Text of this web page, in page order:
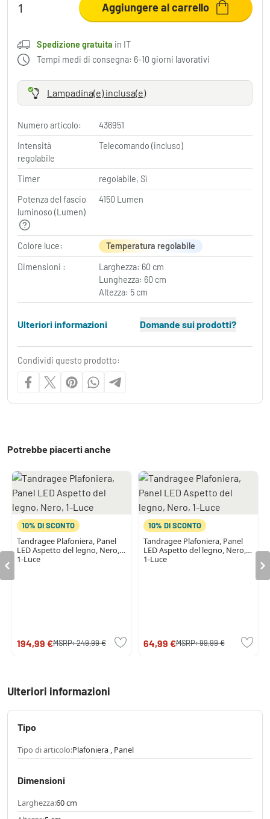
Aggiungere al carrello
Spedizione gratuita in IT
Tempi medi di consegna: 6-10 giorni lavorativi
Lampadina(e) inclusa(e)
Numero articolo:
436951
Intensità
regolabile
Telecomando (incluso)
Timer
regolabile, Sì
Potenza del fascio
luminoso (Lumen)
4150 Lumen
Colore luce: Temperatura regolabile
Dimensioni :
Larghezza: 60 cm
Lunghezza: 60 cm
Altezza: 5 cm
Ulteriori informazioni Domande sui prodotti?
Condividi questo prodotto:
Potrebbe piacerti anche
10% DI SCONTO
Tandragee Plafoniera, Panel
LED Aspetto del legno, Nero,
1-Luce
194,99 €MSRP:249,99 €
10% DI SCONTO
Tandragee Plafoniera, Panel
LED Aspetto del legno, Nero,
1-Luce
64,99 €MSRP:99,99 €
Ulteriori informazioni
Tipo
Tipo di articolo:Plafoniera , Panel
Dimensioni
Larghezza:60 cm